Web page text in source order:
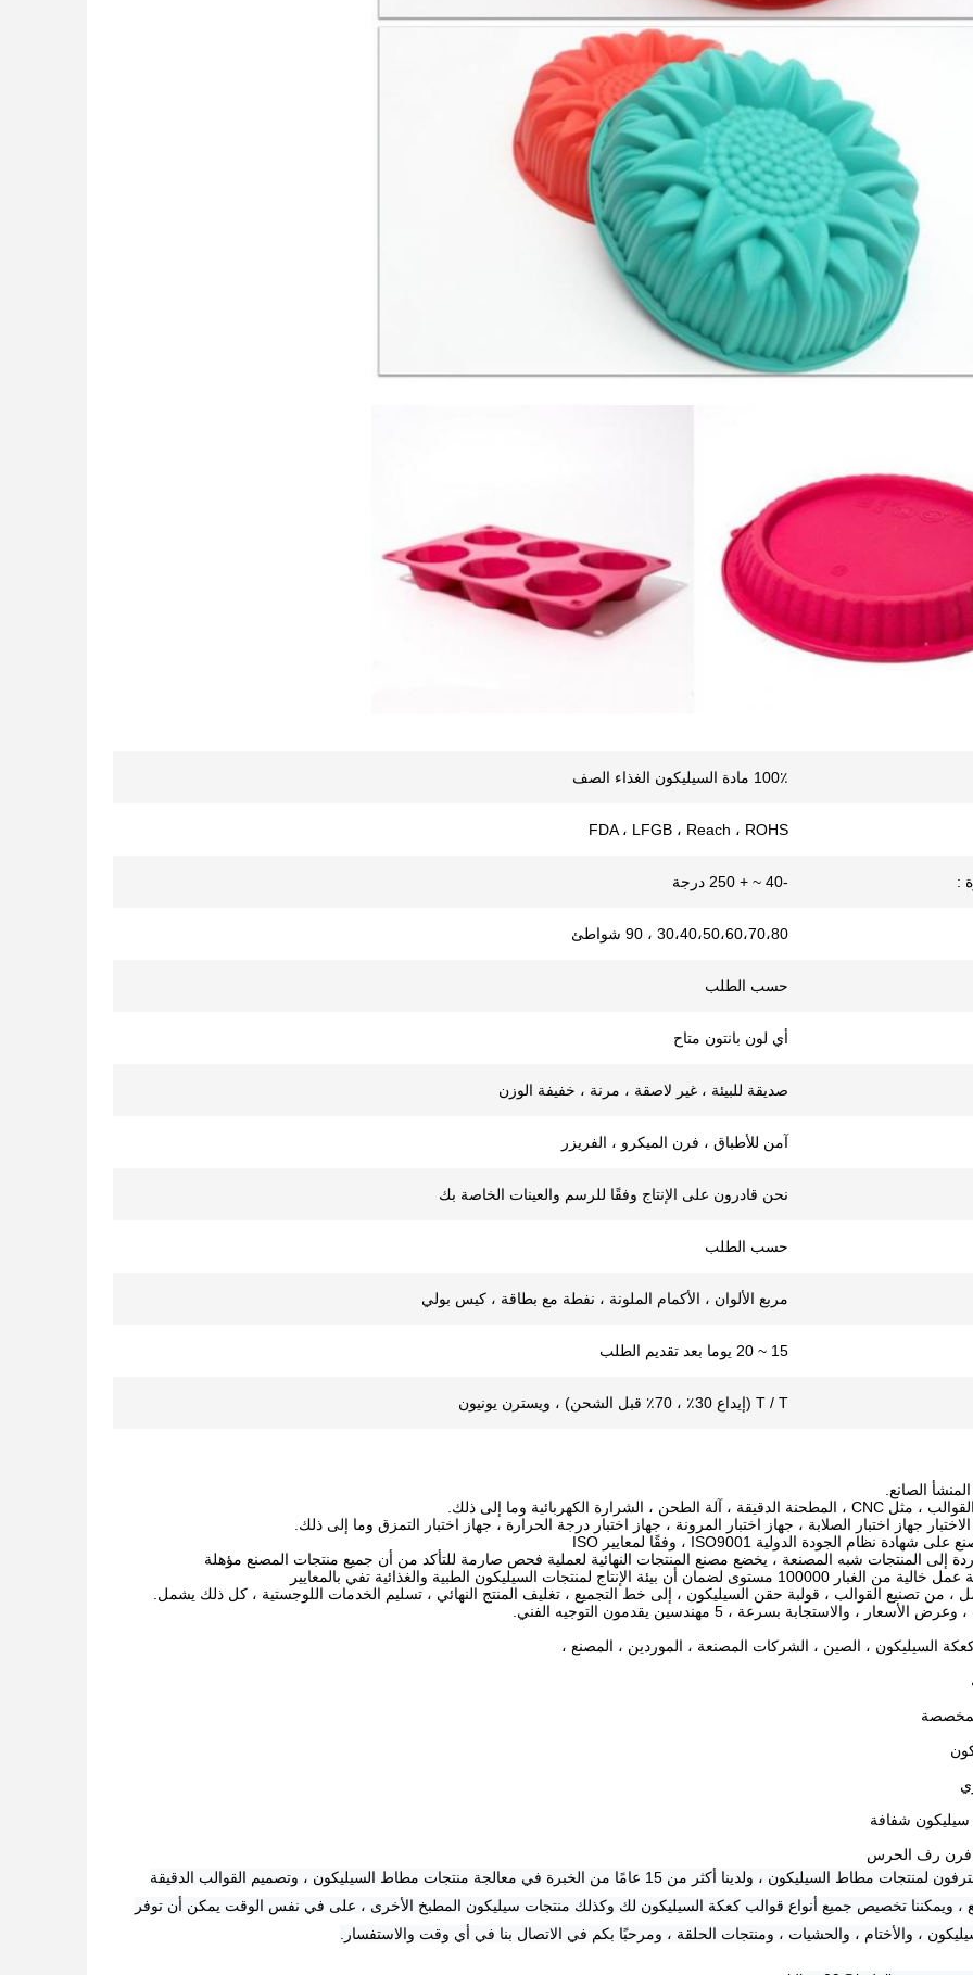
100٪ مادة السيليكون الغذاء الصف
FDA ، LFGB ، Reach ، ROHS
: -40 ~ + 250 درجة
30،40،50،60،70،80 ، 90 شواطئ
حسب الطلب
أي لون بانتون متاح
صديقة للبيئة ، غير لاصقة ، مرنة ، خفيفة الوزن
آمن للأطباق ، فرن الميكرو ، الفريزر
نحن قادرون على الإنتاج وفقًا للرسم والعينات الخاصة بك
حسب الطلب
مربع الألوان ، الأكمام الملونة ، نفطة مع بطاقة ، كيس بولي
15 ~ 20 يوما بعد تقديم الطلب
T / T (إيداع 30٪ ، 70٪ قبل الشحن) ، ويسترن يونيون
فرن رف الحرس
نحن مصنعون محترفون لمنتجات مطاط السيليكون ، ولدينا أكثر من 15 عامًا من الخبرة في معالجة منتجات مطاط السيليكون ، وتصميم القوالب الدقيقة
، ويمكننا تخصيص جميع أنواع قوالب كعكة السيليكون لك وكذلك منتجات سيليكون المطبخ الأخرى ، على في نفس الوقت يمكن أن توفر
، والأختام ، والحشيات ، ومنتجات الحلقة ، ومرحبًا بكم في الاتصال بنا في أي وقت والاستفسار.